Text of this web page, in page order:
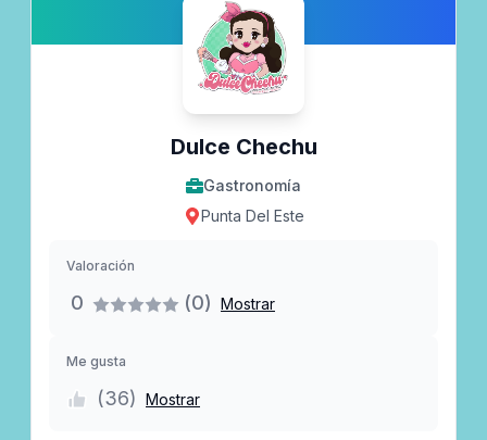
Dulce Chechu
Gastronomía
Punta Del Este
Valoración
0 (0) Mostrar
Me gusta
(36) Mostrar